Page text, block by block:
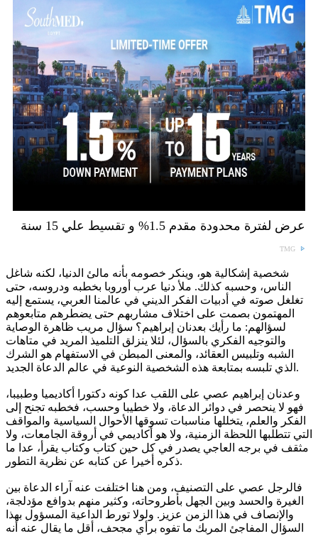
عرض لفترة محدودة مقدم 1.5% و تقسيط علي 15 سنة
TMG
شخصية إشكالية هو، وينكر خصومه بأنه مالئ الدنيا، لكنه شاغل
الناس، وحسبه كذلك. ملأ دنيا عرب أوروبا بخطبه ودروسه، حتى
تغلغل صوته في أدبيات الفكر الديني في عالمنا العربي، يستمع إليه
المهتمون بصمت على اختلاف مشاربهم حتى يضطرهم متابعوهم
لسؤالهم: ما رأيك بعدنان إبراهيم؟ سؤال مريب ظاهرة الوصاية
والتوجيه الفكري بالسؤال، لئلا ينزلق التلميذ المريد في متاهات
الشبه وتلبيس العقائد، والمعنى المبطن في الاستفهام هو الشرك
الذي تلبسه بمتابعة هذه الشخصية النوعية في عالم الدعاة الجديد.
وعدنان إبراهيم عصي على اللقب عدا كونه دكتورا أكاديميا وطبيبا،
فهو لا ينحصر في دوائر الدعاة، ولا خطيبا وحسب، فخطبه تجنح إلى
الفكر والعلم، يتخللها مناسبات تسوقها الأحوال السياسية والمواقف
التي تتطلبها اللحظة الزمنية، ولا هو أكاديمي في أروقة الجامعات، ولا
مثقف في برجه العاجي يصدر في كل حين كتاب وكتاب يقرأ، عدا ما
ذكره أخيرا عن كتابه عن نظرية التطور.
فالرجل عصي على التصنيف، ومن هنا اختلفت عنه آراء الدعاة بين
الغيرة والحسد وبين الجهل بأطروحاته، وكثير منهم بدوافع مؤدلجة،
والإنصاف في هذا الزمن عزيز. ولولا تورط الداعية المسؤول بهذا
السؤال المفاجئ المربك ما تفوه برأي مجحف، أقل ما يقال عنه أنه